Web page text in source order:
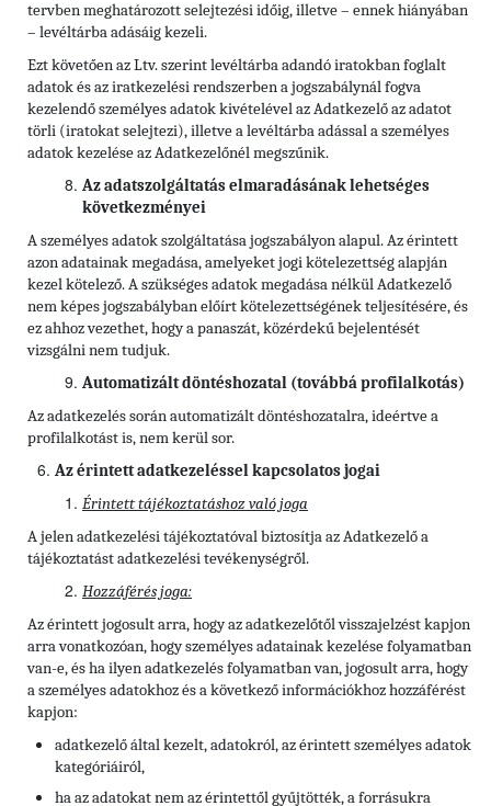
tervben meghatározott selejtezési időig, illetve – ennek hiányában
– levéltárba adásáig kezeli.
Ezt követően az Ltv. szerint levéltárba adandó iratokban foglalt
adatok és az iratkezelési rendszerben a jogszabálynál fogva
kezelendő személyes adatok kivételével az Adatkezelő az adatot
törli (iratokat selejtezi), illetve a levéltárba adással a személyes
adatok kezelése az Adatkezelőnél megszűnik.
Az adatszolgáltatás elmaradásának lehetséges
következményei
A személyes adatok szolgáltatása jogszabályon alapul. Az érintett
azon adatainak megadása, amelyeket jogi kötelezettség alapján
kezel kötelező. A szükséges adatok megadása nélkül Adatkezelő
nem képes jogszabályban előírt kötelezettségének teljesítésére, és
ez ahhoz vezethet, hogy a panaszát, közérdekű bejelentését
vizsgálni nem tudjuk.
Automatizált döntéshozatal (továbbá profilalkotás)
Az adatkezelés során automatizált döntéshozatalra, ideértve a
profilalkotást is, nem kerül sor.
Az érintett adatkezeléssel kapcsolatos jogai
Érintett tájékoztatáshoz való joga
A jelen adatkezelési tájékoztatóval biztosítja az Adatkezelő a
tájékoztatást adatkezelési tevékenységről.
Hozzáférés joga:
Az érintett jogosult arra, hogy az adatkezelőtől visszajelzést kapjon
arra vonatkozóan, hogy személyes adatainak kezelése folyamatban
van-e, és ha ilyen adatkezelés folyamatban van, jogosult arra, hogy
a személyes adatokhoz és a következő információkhoz hozzáférést
kapjon:
adatkezelő által kezelt, adatokról, az érintett személyes adatok
kategóriáiról,
ha az adatokat nem az érintettől gyűjtötték, a forrásukra